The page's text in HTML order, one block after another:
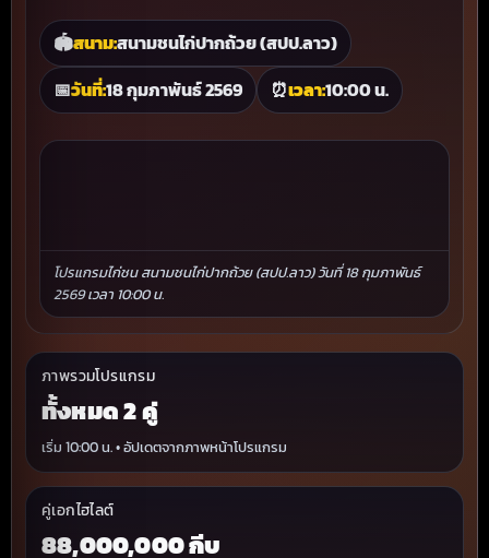
🏟สนาม:สนามชนไก่ปากถ้วย (สปป.ลาว)
📅วันที่:18 กุมภาพันธ์ 2569 ⏰เวลา:10:00 น.
โปรแกรมไก่ชน สนามชนไก่ปากถ้วย (สปป.ลาว) วันที่ 18 กุมภาพันธ์
2569 เวลา 10:00 น.
ภาพรวมโปรแกรม
ทั้งหมด 2 คู่
เริ่ม 10:00 น. • อัปเดตจากภาพหน้าโปรแกรม
คู่เอกไฮไลต์
88,000,000 กีบ